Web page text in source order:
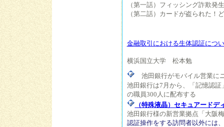
（第一話）フィッシング詐欺発
（第二話）カードが盗られた！
金融取引における生体認証につ
横浜国立大学 松本勉
池田銀行がモバイル営業に
池田銀行は7月から、「記憶認
の職員300人に配布する
（特殊液晶）セキュアード
池田銀行様の新営業拠点「大阪
認証操作をする訪問者以外には